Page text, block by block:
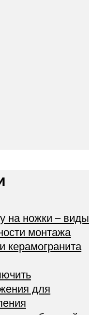
на ножки – виды
монтажа
керамогранита
для